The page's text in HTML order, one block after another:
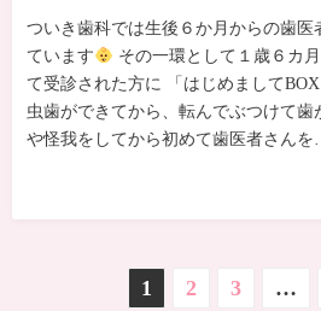
ついき歯科では生後６か月からの歯医
ています
その一環として１歳６カ
て受診された方に 「はじめまして
虫歯ができてから、転んでぶつけて
や怪我をしてから初めて歯医者さん
1 2 3 …